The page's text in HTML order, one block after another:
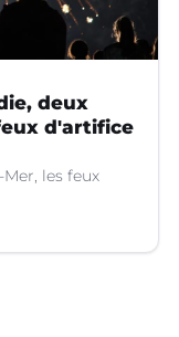
deux
d'artifice
les feux